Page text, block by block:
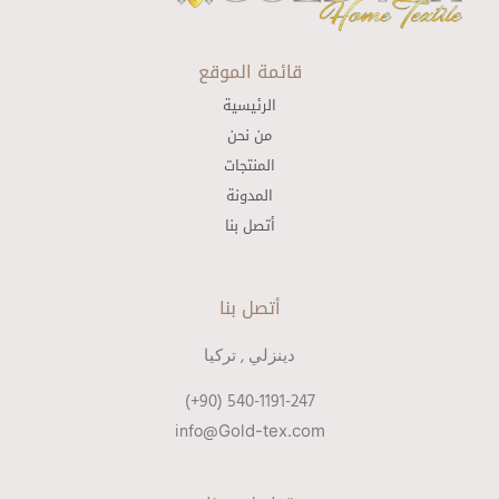
قائمة الموقع
الرئيسية
من نحن
المنتجات
المدونة
أتصل بنا
أتصل بنا
دينزلي , تركيا
540-1191-247 (90+)
info@Gold-tex.com